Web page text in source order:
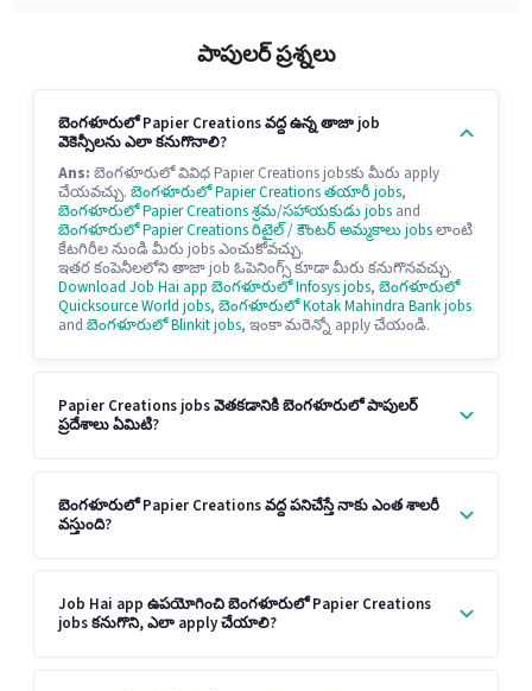
పాపులర్ ప్రశ్నలు
బెంగళూరులో Papier Creations వద్ద ఉన్న తాజా job
వెకెన్సీలను ఎలా కనుగొనాలి?
Ans: బెంగళూరులో వివిధ Papier Creations jobsకు మీరు apply
చేయవచ్చు. బెంగళూరులో Papier Creations తయారీ jobs,
బెంగళూరులో Papier Creations శ్రమ/సహాయకుడు jobs and
బెంగళూరులో Papier Creations రిటైల్ / కౌంటర్ అమ్మకాలు jobsలాంటి
కేటగిరీల నుండి మీరు jobs ఎంచుకోవచ్చు.
ఇతర కంపెనీలలోని తాజా job ఓపెనింగ్స్ కూడా మీరు కనుగొనవచ్చు.
Download Job Hai app బెంగళూరులో Infosys jobs, బెంగళూరులో
Quicksource World jobs, బెంగళూరులో Kotak Mahindra Bank jobs
and బెంగళూరులో Blinkit jobs, ఇంకా మరెన్నో apply చేయండి.
Papier Creations jobs వెతకడానికి బెంగళూరులో పాపులర్
ప్రదేశాలు ఏమిటి?
బెంగళూరులో Papier Creations వద్ద పనిచేస్తే నాకు ఎంత శాలరీ
వస్తుంది?
Job Hai app ఉపయోగించి బెంగళూరులో Papier Creations
jobs కనుగొని, ఎలా apply చేయాలి?